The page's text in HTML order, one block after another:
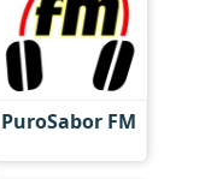
PuroSabor FM